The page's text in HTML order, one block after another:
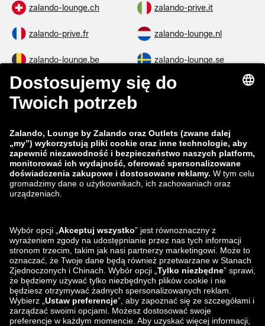
zalando-lounge.ch zalando-prive.it
zalando-prive.fr zalando-lounge.nl
zalando-lounge.be zalando-lounge.se
zalando-lounge.fi zalando-lounge.dk
zalando-lounge.co.uk
zalando-prive.es zalando-lounge.cz
zalando-lounge.lt zalando-lounge.sk
zalando-lounge.ro
zalando-lounge.lu zalando-lounge.ee
zalando-lounge.lv zalando-lounge.no
Znajdziesz nas